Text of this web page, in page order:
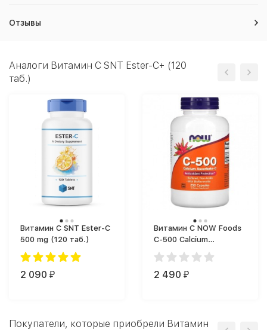
Отзывы
Аналоги Витамин C SNT Ester-C+ (120
таб.)
Витамин C SNT Ester-C
500 mg (120 таб.)
2 090 ₽
Витамин C NOW Foods
C-500 Calcium
Ascorbate-C (250 капс.)
2 490 ₽
Покупатели, которые приобрели Витамин